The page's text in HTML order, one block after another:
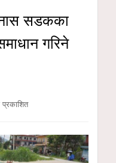
सडकका
गरिने